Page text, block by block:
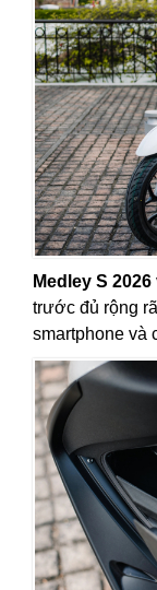
Medley S 2026
trước đủ rộng
smartphone và